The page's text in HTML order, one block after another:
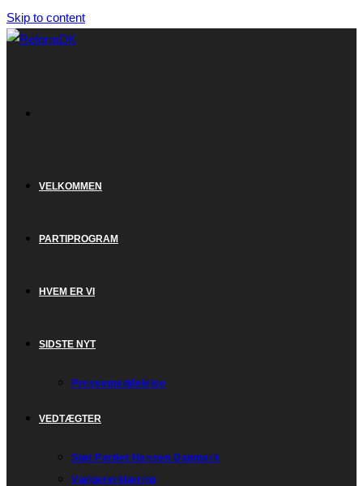
Skip to content
VELKOMMEN
PARTIPROGRAM
HVEM ER VI
SIDSTE NYT
Pressemeddelelse
VEDTÆGTER
Støt Partiet Hansen Danmark
Vælgererklæring